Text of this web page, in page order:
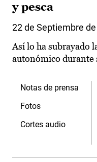
y pesca
22 de Septiembre
Así lo ha subrayado
autonómico durante
Notas de prensa
Fotos
Cortes audio